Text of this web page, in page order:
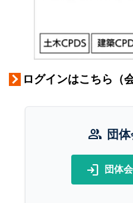
ログインはこちら（
group 団
login 団体